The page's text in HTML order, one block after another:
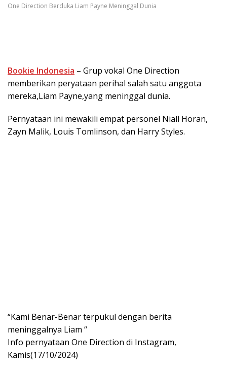
One Direction Berduka Liam Payne Meninggal Dunia
Bookie Indonesia – Grup vokal One Direction
memberikan peryataan perihal salah satu anggota
mereka,Liam Payne,yang meninggal dunia.
Pernyataan ini mewakili empat personel Niall Horan,
Zayn Malik, Louis Tomlinson, dan Harry Styles.
“Kami Benar-Benar terpukul dengan berita
meninggalnya Liam “
Info pernyataan One Direction di Instagram,
Kamis(17/10/2024)